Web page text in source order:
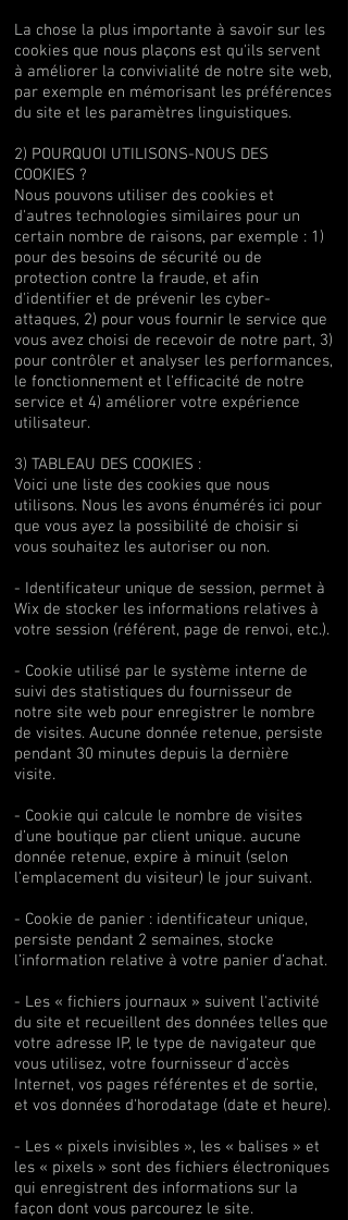
La chose la plus importante à savoir sur les
cookies que nous plaçons est qu'ils servent
à améliorer la convivialité de notre site web,
par exemple en mémorisant les préférences
du site et les paramètres linguistiques.
2) POURQUOI UTILISONS-NOUS DES
COOKIES ?
Nous pouvons utiliser des cookies et
d'autres technologies similaires pour un
certain nombre de raisons, par exemple : 1)
pour des besoins de sécurité ou de
protection contre la fraude, et afin
d'identifier et de prévenir les cyber-
attaques, 2) pour vous fournir le service que
vous avez choisi de recevoir de notre part, 3)
pour contrôler et analyser les performances,
le fonctionnement et l'efficacité de notre
service et 4) améliorer votre expérience
utilisateur.
3) TABLEAU DES COOKIES :
Voici une liste des cookies que nous
utilisons. Nous les avons énumérés ici pour
que vous ayez la possibilité de choisir si
vous souhaitez les autoriser ou non.
- Identificateur unique de session, permet à
Wix de stocker les informations relatives à
votre session (référent, page de renvoi, etc.).
- Cookie utilisé par le système interne de
suivi des statistiques du fournisseur de
notre site web pour enregistrer le nombre
de visites. Aucune donnée retenue, persiste
pendant 30 minutes depuis la dernière
visite.
- Cookie qui calcule le nombre de visites
d’une boutique par client unique. aucune
donnée retenue, expire à minuit (selon
l’emplacement du visiteur) le jour suivant.
- Cookie de panier : identificateur unique,
persiste pendant 2 semaines, stocke
l’information relative à votre panier d’achat.
- Les « fichiers journaux » suivent l'activité
du site et recueillent des données telles que
votre adresse IP, le type de navigateur que
vous utilisez, votre fournisseur d'accès
Internet, vos pages référentes et de sortie,
et vos données d'horodatage (date et heure).
- Les « pixels invisibles », les « balises » et
les « pixels » sont des fichiers électroniques
qui enregistrent des informations sur la
façon dont vous parcourez le site.